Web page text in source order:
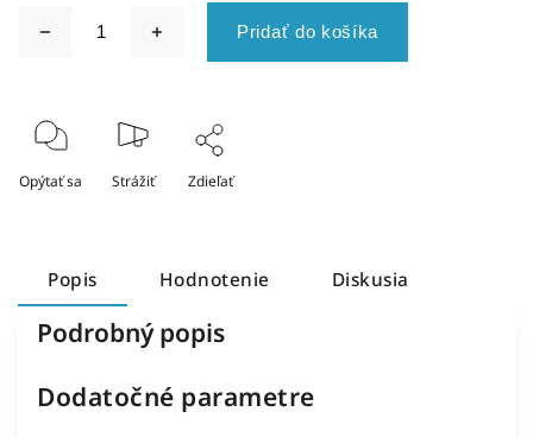
Pridať do košíka
Opýtať sa Strážiť Zdieľať
Popis Hodnotenie Diskusia
Podrobný popis
Dodatočné parametre